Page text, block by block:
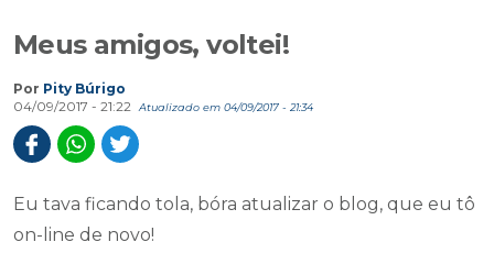
Meus amigos, voltei!
Por Pity Búrigo
04/09/2017 - 21:22
Atualizado em 04/09/2017 - 21:34
Eu tava ficando tola, bóra atualizar o blog, que eu tô
on-line de novo!